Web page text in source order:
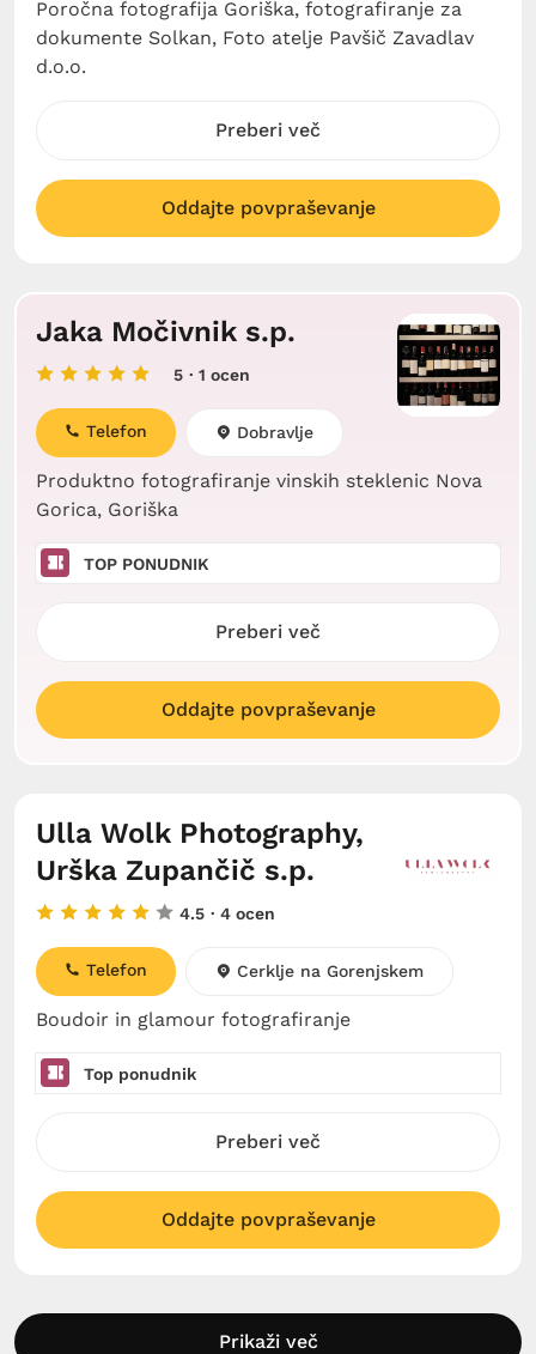
Poročna fotografija Goriška, fotografiranje za
dokumente Solkan, Foto atelje Pavšič Zavadlav
d.o.o.
Preberi več
Oddajte povpraševanje
Jaka Močivnik s.p.
5 · 1 ocen
Produktno fotografiranje vinskih steklenic Nova
Gorica, Goriška
Telefon Dobravlje
TOP PONUDNIK
Preberi več
Oddajte povpraševanje
Ulla Wolk Photography,
Urška Zupančič s.p.
4.5 · 4 ocen
Boudoir in glamour fotografiranje
Telefon Cerklje na Gorenjskem
Top ponudnik
Preberi več
Oddajte povpraševanje
Prikaži več